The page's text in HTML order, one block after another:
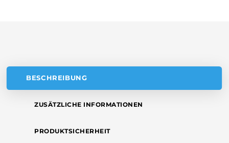
BESCHREIBUNG
ZUSÄTZLICHE INFORMATIONEN
PRODUKTSICHERHEIT